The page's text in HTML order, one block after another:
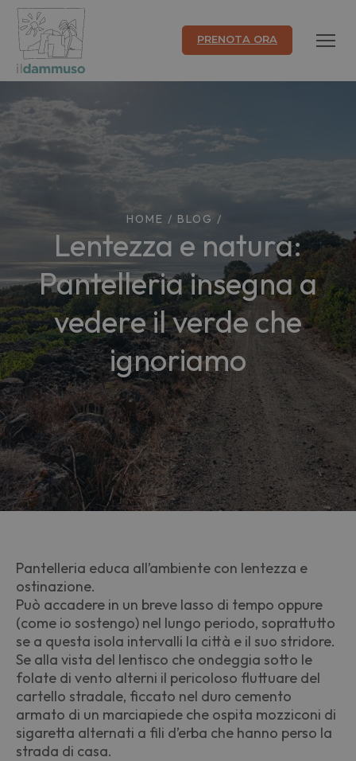
PRENOTA ORA
HOME / BLOG /
Lentezza e natura:
Pantelleria insegna a
vedere il verde che
ignoriamo
Pantelleria educa all’ambiente con lentezza e
ostinazione.
Può accadere in un breve lasso di tempo oppure
(come io sostengo) nel lungo periodo, soprattutto
se a questa isola intervalli la città e il suo stridore.
Se alla vista del lentisco che ondeggia sotto le
folate di vento alterni il pericoloso fluttuare del
cartello stradale, ficcato nel duro cemento
armato di un marciapiede che ospita mozziconi di
sigaretta alternati a fili d’erba che hanno perso la
strada di casa.